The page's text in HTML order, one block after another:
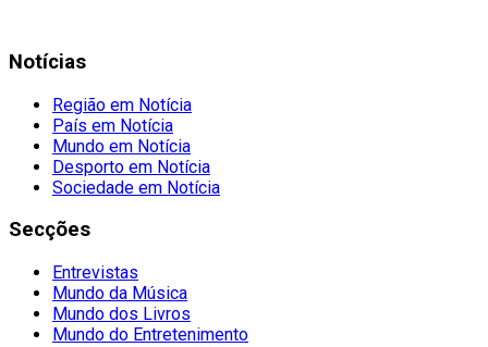
Notícias
Região em Notícia
País em Notícia
Mundo em Notícia
Desporto em Notícia
Sociedade em Notícia
Secções
Entrevistas
Mundo da Música
Mundo dos Livros
Mundo do Entretenimento